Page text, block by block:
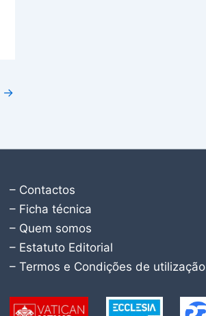
→
– Contactos
– Ficha técnica
– Quem somos
– Estatuto Editorial
– Termos e Condições de utilização